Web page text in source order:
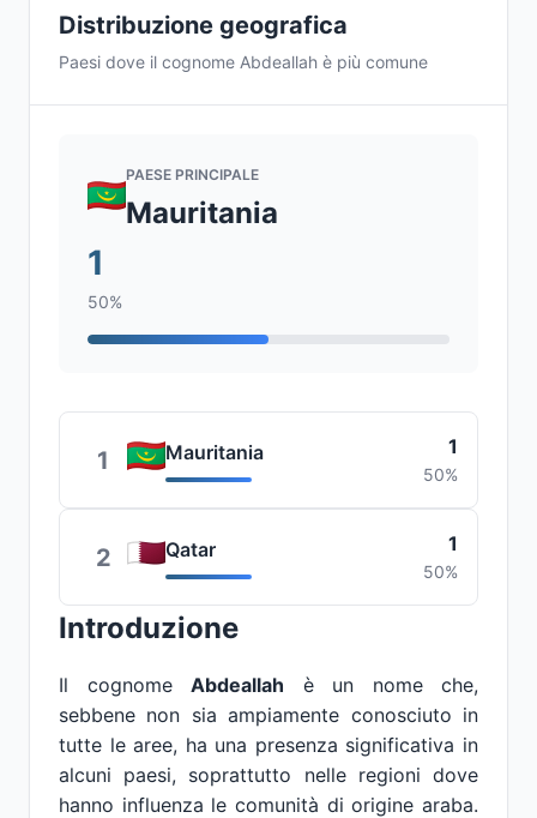
Distribuzione geografica
Paesi dove il cognome Abdeallah è più comune
PAESE PRINCIPALE
Mauritania
1
50%
1 Mauritania 1
50%
2 Qatar 1
50%
Introduzione
Il cognome Abdeallah è un nome che,
sebbene non sia ampiamente conosciuto in
tutte le aree, ha una presenza significativa in
alcuni paesi, soprattutto nelle regioni dove
hanno influenza le comunità di origine araba.